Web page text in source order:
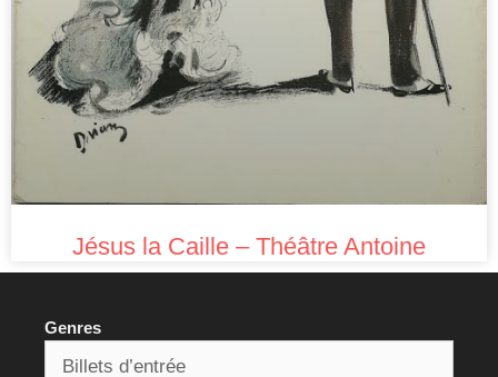
Jésus la Caille – Théâtre Antoine
Genres